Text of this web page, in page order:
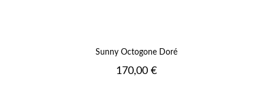
Sunny Octogone Doré
Prix
170,00 €